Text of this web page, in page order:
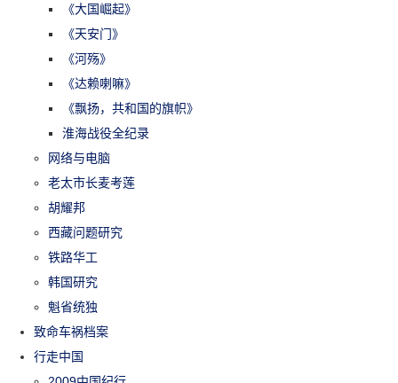
《大国崛起》
《天安门》
《河殇》
《达赖喇嘛》
《飘扬，共和国的旗帜》
淮海战役全纪录
网络与电脑
老太市长麦考莲
胡耀邦
西藏问题研究
铁路华工
韩国研究
魁省统独
致命车祸档案
行走中国